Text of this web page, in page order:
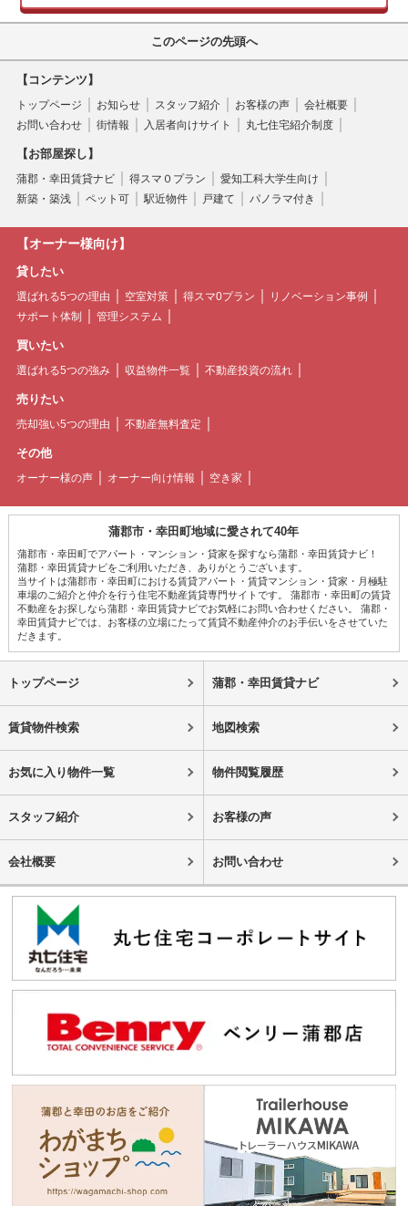
このページの先頭へ
【コンテンツ】
トップページ お知らせ スタッフ紹介 お客様の声
会社概要
お問い合わせ
街情報 入居者向けサイト 丸七住宅紹介制度
【お部屋探し】
蒲郡・幸田賃貸ナビ 得スマ０プラン
愛知工科大学生向け
新築・築浅
ペット可 駅近物件 戸建て パノラマ付き
【オーナー様向け】
貸したい
選ばれる5つの理由 空室対策 得スマ0プラン
リノベーション事例
サポート体制
管理システム
買いたい
選ばれる5つの強み 収益物件一覧 不動産投資の流れ
売りたい
売却強い5つの理由 不動産無料査定
その他
オーナー様の声 オーナー向け情報 空き家
蒲郡市・幸田町地域に愛されて40年
蒲郡市・幸田町でアパート・マンション・貸家を探すなら蒲郡・幸田賃貸ナビ！
蒲郡・幸田賃貸ナビをご利用いただき、ありがとうございます。
当サイトは蒲郡市・幸田町における賃貸アパート・賃貸マンション・貸家・月極駐
車場のご紹介と仲介を行う住宅不動産賃貸専門サイトです。 蒲郡市・幸田町の賃貸
不動産をお探しなら蒲郡・幸田賃貸ナビでお気軽にお問い合わせください。 蒲郡・
幸田賃貸ナビでは、お客様の立場にたって賃貸不動産仲介のお手伝いをさせていた
だきます。
トップページ 蒲郡・幸田賃貸ナビ
賃貸物件検索 地図検索
お気に入り物件一覧 物件閲覧履歴
スタッフ紹介 お客様の声
会社概要 お問い合わせ